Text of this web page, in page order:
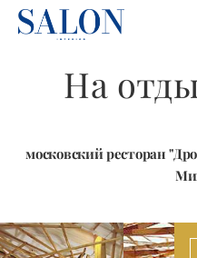
На
московский ресторан